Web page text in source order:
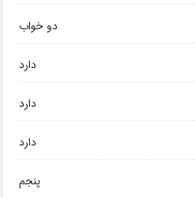
دو خواب
دارد
دارد
دارد
پنجم